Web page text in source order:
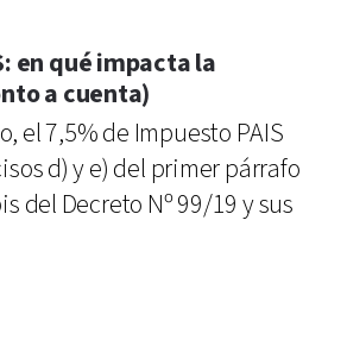
en qué impacta la
a cuenta)
el 7,5% de Impuesto PAIS
d) y e) del primer párrafo
del Decreto Nº 99/19 y sus